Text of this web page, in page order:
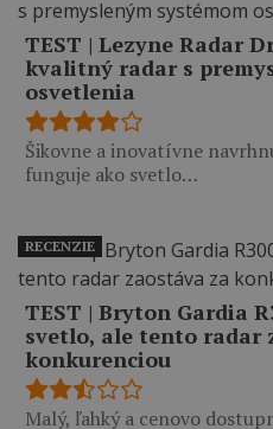
TEST | Lezyne Radar
kvalitný radar s
osvetlenia
Šikovne a inovatívne
funguje ako svetlo…
TEST | Bryton Gardia
svetlo, ale tento radar
konkurenciou
Malý, ľahký a cenovo
RECENZIE